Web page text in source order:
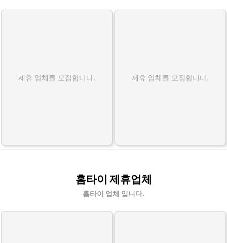
제휴 업체를 모집합니다. 제휴 업체를 모집합니다.
홈타이 제휴업체
홈타이 업체 입니다.